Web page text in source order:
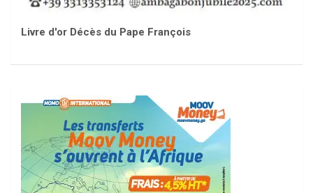
Livre d'or Décès du Pape François